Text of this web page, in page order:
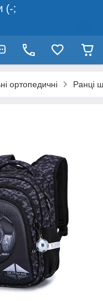
(-;
ортопедичні Ранці